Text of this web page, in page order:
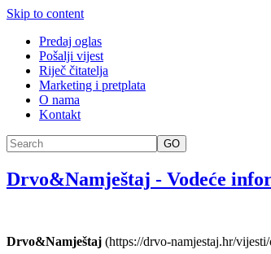
Skip to content
Predaj oglas
Pošalji vijest
Riječ čitatelja
Marketing i pretplata
O nama
Kontakt
GO
Drvo&Namještaj - Vodeće
Drvo&Namještaj (https://drvo-namjestaj.hr/